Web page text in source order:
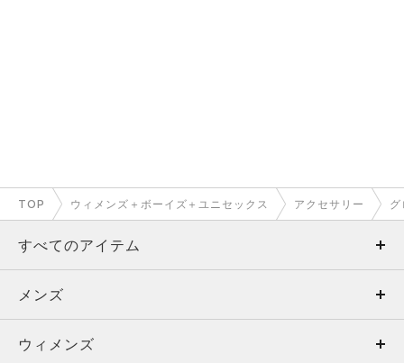
TOP ウィメンズ＋ボーイズ＋ユニセックス アクセサリー
すべてのアイテム
メンズ
ウィメンズ
メンズ
トップス
ウィメンズ